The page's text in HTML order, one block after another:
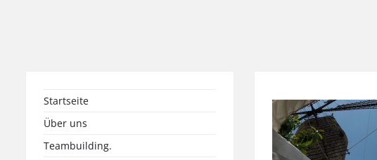
Startseite
Über uns
Teambuilding.